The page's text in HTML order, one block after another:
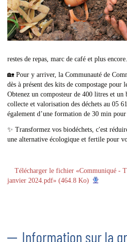
restes de repas, marc de café et plus encore.
🏡 Pour y arriver, la Communauté de
dès à présent des kits de compostage pour
Obtenez un composteur de 400 litres et un
collecte et valorisation des déchets au 05
également d’une formation de 30 min pour
✨ Transformez vos biodéchets, c'est
une alternative écologique et fertile pour
Télécharger le fichier «Communiqué -
janvier 2024.pdf» (464.8 Ko)
Information sur la